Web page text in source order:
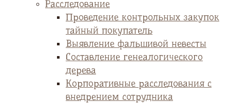
Расследование
Проведение контрольных закупок
тайный покупатель
Выявление фальшивой невесты
Cоставление генеалогического
дерева
Корпоративные расследования с
внедрением сотрудника